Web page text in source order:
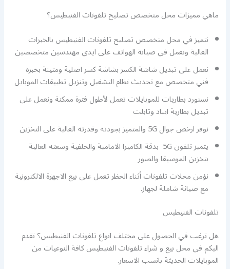
ماهي مميزات محل متخصص تصليح تلفونات الفنيطيس؟
نتميز في محل متخصص تصليح تلفونات الفنيطيس بالخبرات
العالية ونعمل في صيانة الهواتف على ايدي مهندسين متخصصين
نعمل على تبديل شاشة الكسر بشاشة كسر اصلية ومتينة بخبرة
فني متخصص مع تحديث نظام التشغيل وتنزيل تطبيقات الموبايل
نستورد بطاريات للموبايلات تعمل لأطول فترة ممكنة ونعمل على
تبديل بطارية ايباد وتابلت
نوفر ارخص جوال 5G والمتميز بجودته وقدرته العالية على التخزين
يتميز تلفون 5G بدقة الكاميرا الامامية والخلفية وسعته العالية
بتخزين الموسيقا والصور
نؤمن محلات تلفونات أثناء الحظر تعمل على بيع الاجهزة الالكترونية
مع صيانة شاملة لجهاز.
تلفونات الفنيطيس
هل ترغب في الحصول على مختلف انواع تلفونات الفنيطيس؟ نقدم
اليكم في محل بيع و شراء تلفونات الفنيطيس كافة النوعيات من
الموبايلات الحديثة بانسب الاسعار.